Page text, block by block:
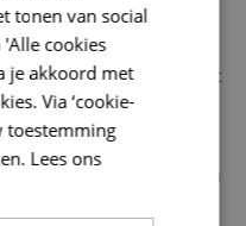
en heb je een
1? Dan herken je
Je certificaat blijft
je voelt ook dat de
koudemiddelen, meer
voor energie-
kun je jouw F-gassen
A1-certificaat.
tonen van social
cookies
je akkoord met
Via ‘cookie-
toestemming
Lees ons